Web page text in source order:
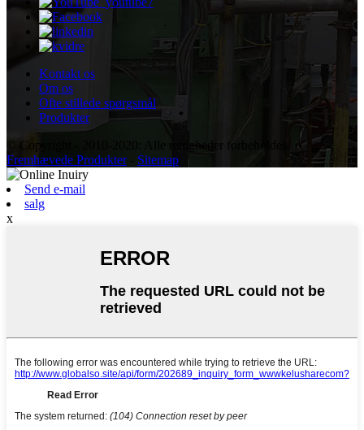
Kontakt os
Om os
Ofte stillede spørgsmål
Produkter
© Copyright - 2010-2020: Alle rettigheder forbeholdes.
Fremhævede Produkter- Sitemap
Send e-mail
salg
x